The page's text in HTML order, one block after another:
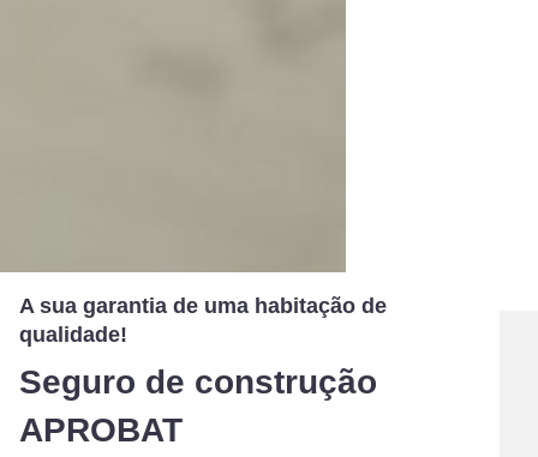
A sua garantia de uma habitação de
qualidade!
Seguro de construção
APROBAT